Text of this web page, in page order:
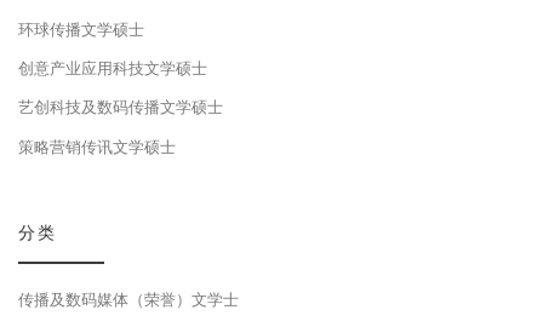
环球传播文学硕士
创意产业应用科技文学硕士
艺创科技及数码传播文学硕士
策略营销传讯文学硕士
分类
传播及数码媒体（荣誉）文学士